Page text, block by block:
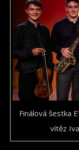
Finálová šestka
vítěz